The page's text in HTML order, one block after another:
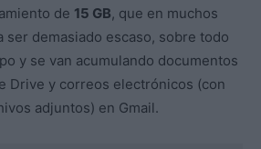
de 15 GB, que en muchos
ser demasiado escaso, sobre todo
y se van acumulando documentos
Drive y correos electrónicos (con
adjuntos) en Gmail.